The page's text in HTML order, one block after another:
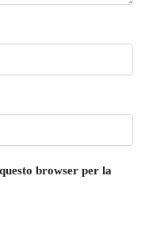
browser per la